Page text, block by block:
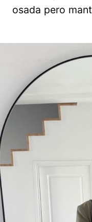
osada pero